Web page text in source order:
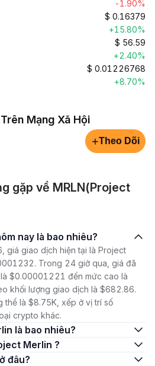
-1.90%
$ 0.16379
+15.80%
$ 56.59
+2.40%
$ 0.01226768
+8.70%
Mạng Xã Hội
+Theo Dõi
gặp về MRLN(Project
nay là bao nhiêu?
giá giao dịch hiện tại là Project
Trong 24 giờ qua, giá đã
$0.00001221 đến mức cao là
khối lượng giao dịch là $682.86.
thể là $8.75K, xếp ở vị trí số
crypto khác.
là bao nhiêu?
Merlin ?
đâu?